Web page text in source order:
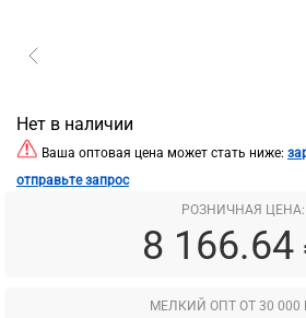
Нет в наличии
Ваша оптовая цена может стать ниже:
отправьте запрос
РОЗНИЧНАЯ ЦЕНА:
8 166.64
МЕЛКИЙ ОПТ ОТ 30 000